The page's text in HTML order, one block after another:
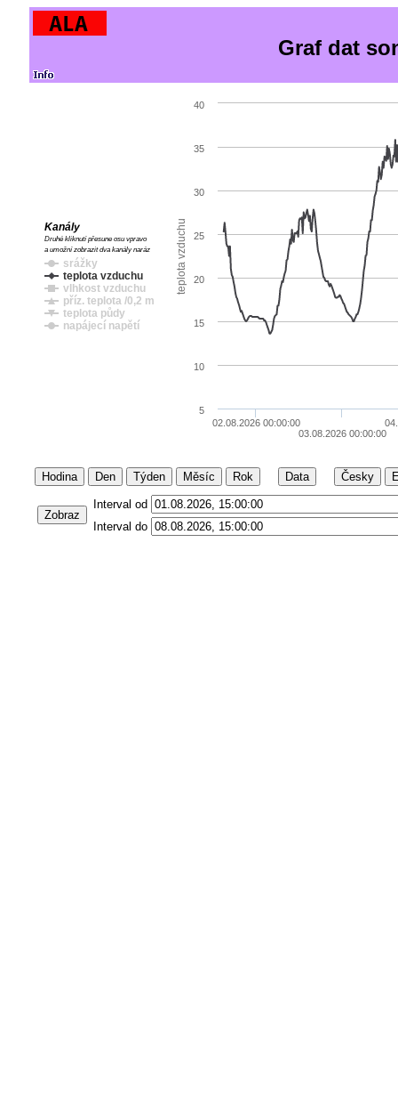
Graf dat
teplota vzduchu
srážky
teplota vzduchu
vlhkost vzduchu
příz. teplota /0,2 m
teplota půdy
napájecí napětí
Kanály
Druhé kliknutí přesune osu vpravo
a umožní zobrazit dva kanály naráz
02.08.2026 00:00:00
03.08.2026 00:00:00
5
10
15
20
25
30
35
40
Hodina Den Týden Měsíc Rok Data Česky
Zobraz
Interval od
Interval do